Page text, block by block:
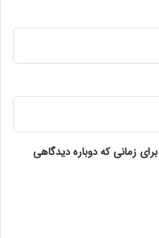
زمانی که دوباره دیدگاهی